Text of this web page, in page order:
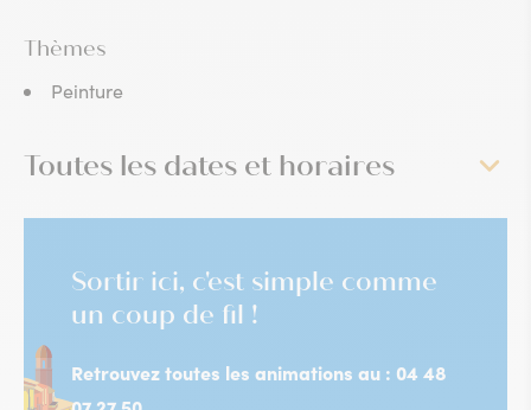
Thèmes
Peinture
Toutes les dates et horaires
Sortir ici, c'est simple comme
un coup de fil !
Retrouvez toutes les animations au : 04 48